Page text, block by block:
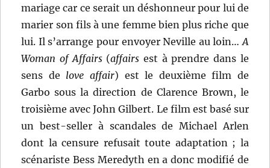
mariage car ce serait un déshonneur pour lui de
marier son fils à une femme bien plus riche que
lui. Il s’arrange pour envoyer Neville au loin…A
Woman of Affairs(affairs est à prendre dans le
sens de love affair) est le deuxième film de
Garbo sous la direction de Clarence Brown, le
troisième avec John Gilbert. Le film est basé sur
un best-seller à scandales de Michael Arlen
dont la censure refusait toute adaptation ; la
scénariste Bess Meredyth en a donc modifié de